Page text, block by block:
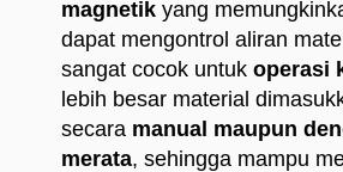
magnetik yang
dapat mengontrol aliran
sangat cocok untuk operasi
lebih besar material
secara manual maupun
merata, sehingga mampu